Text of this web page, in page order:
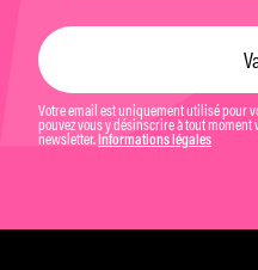
Votre email est uniquement utilisé pour
pouvez vous y désinscrire à tout
newsletter. Informations légales